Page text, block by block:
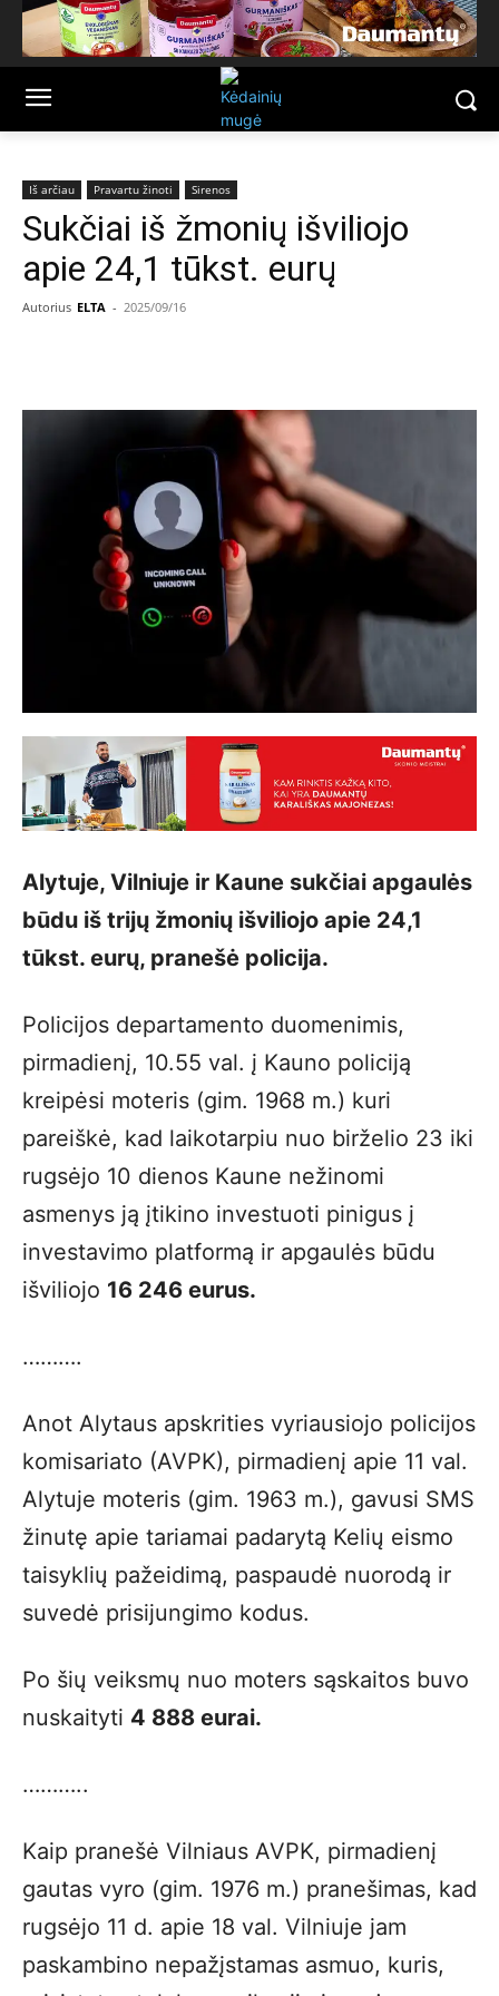
Iš arčiau Pravartu žinoti Sirenos
Sukčiai iš žmonių išviliojo
apie 24,1 tūkst. eurų
Autorius ELTA - 2025/09/16
Alytuje, Vilniuje ir Kaune sukčiai apgaulės
būdu iš trijų žmonių išviliojo apie 24,1
tūkst. eurų, pranešė policija.
Policijos departamento duomenimis,
pirmadienį, 10.55 val. į Kauno policiją
kreipėsi moteris (gim. 1968 m.) kuri
pareiškė, kad laikotarpiu nuo birželio 23 iki
rugsėjo 10 dienos Kaune nežinomi
asmenys ją įtikino investuoti pinigus į
investavimo platformą ir apgaulės būdu
išviliojo 16 246 eurus.
……….
Anot Alytaus apskrities vyriausiojo policijos
komisariato (AVPK), pirmadienį apie 11 val.
Alytuje moteris (gim. 1963 m.), gavusi SMS
žinutę apie tariamai padarytą Kelių eismo
taisyklių pažeidimą, paspaudė nuorodą ir
suvedė prisijungimo kodus.
Po šių veiksmų nuo moters sąskaitos buvo
nuskaityti 4 888 eurai.
………..
Kaip pranešė Vilniaus AVPK, pirmadienį
gautas vyro (gim. 1976 m.) pranešimas, kad
rugsėjo 11 d. apie 18 val. Vilniuje jam
paskambino nepažįstamas asmuo, kuris,